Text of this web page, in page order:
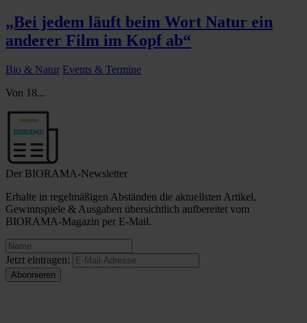
„Bei jedem läuft beim Wort Natur ein
anderer Film im Kopf ab“
Bio & Natur Events & Termine
Von 18...
Der BIORAMA-Newsletter
Erhalte in regelmäßigen Abständen die aktuellsten Artikel,
Gewinnspiele & Ausgaben übersichtlich aufbereitet vom
BIORAMA-Magazin per E-Mail.
Jetzt eintragen: